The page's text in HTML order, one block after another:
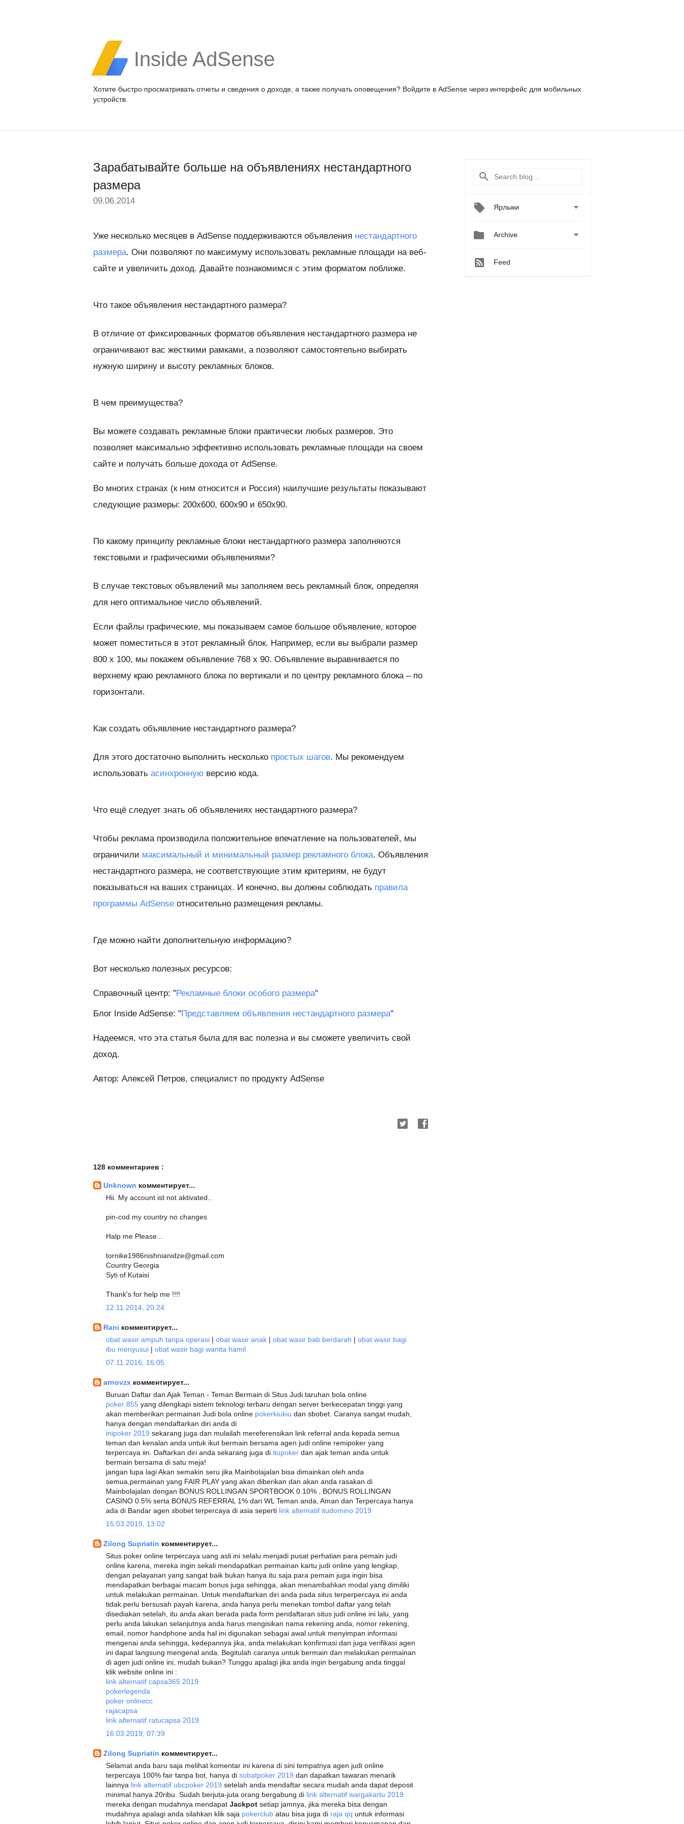
Inside AdSense
Хотите быстро просматривать отчеты и сведения о доходе, а также получать оповещения? Войдите в AdSense через интерфейс для мобильных
устройств.
Зарабатывайте больше на объявлениях нестандартного
размера
09.06.2014
Уже несколько месяцев в AdSense поддерживаются объявления нестандартного
размера. Они позволяют по максимуму использовать рекламные площади на веб-
сайте и увеличить доход. Давайте познакомимся с этим форматом поближе.
Что такое объявления нестандартного размера?
В отличие от фиксированных форматов объявления нестандартного размера не
ограничивают вас жесткими рамками, а позволяют самостоятельно выбирать
нужную ширину и высоту рекламных блоков.
В чем преимущества?
Вы можете создавать рекламные блоки практически любых размеров. Это
позволяет максимально эффективно использовать рекламные площади на своем
сайте и получать больше дохода от AdSense.
Во многих странах (к ним относится и Россия) наилучшие результаты показывают
следующие размеры: 200x600, 600x90 и 650x90.
По какому принципу рекламные блоки нестандартного размера заполняются
текстовыми и графическими объявлениями?
В случае текстовых объявлений мы заполняем весь рекламный блок, определяя
для него оптимальное число объявлений.
Если файлы графические, мы показываем самое большое объявление, которое
может поместиться в этот рекламный блок. Например, если вы выбрали размер
800 x 100, мы покажем объявление 768 x 90. Объявление выравнивается по
верхнему краю рекламного блока по вертикали и по центру рекламного блока – по
горизонтали.
Как создать объявление нестандартного размера?
Для этого достаточно выполнить несколько простых шагов. Мы рекомендуем
использовать асинхронную версию кода.
Что ещё следует знать об объявлениях нестандартного размера?
Чтобы реклама производила положительное впечатление на пользователей, мы
ограничили максимальный и минимальный размер рекламного блока. Объявления
нестандартного размера, не соответствующие этим критериям, не будут
показываться на ваших страницах. И конечно, вы должны соблюдать правила
программы AdSense относительно размещения рекламы.
Где можно найти дополнительную информацию?
Вот несколько полезных ресурсов:
Справочный центр: "Рекламные блоки особого размера"
Блог Inside AdSense: "Представляем объявления нестандартного размера"
Надеемся, что эта статья была для вас полезна и вы сможете увеличить свой
доход.
Автор: Алексей Петров, специалист по продукту AdSense
128 комментариев :
Unknown комментирует...
Hii. My account ist not aktivated..
pin-cod my country no changes
Halp me Please...
tornike1986nishnianidze@gmail.com
Country Georgia
Syti of Kutaisi
Thank's for help me !!!!
12.11.2014, 20:24
Rani комментирует...
obat wasir ampuh tanpa operasi | obat wasir anak | obat wasir bab berdarah | obat wasir bagi
ibu menyusui | obat wasir bagi wanita hamil
07.11.2016, 16:05
arnovzx комментирует...
Buruan Daftar dan Ajak Teman - Teman Bermain di Situs Judi taruhan bola online
poker 855 yang dilengkapi sistem teknologi terbaru dengan server berkecepatan tinggi yang
akan memberikan permainan Judi bola online pokerkiukiu dan sbobet. Caranya sangat mudah,
hanya dengan mendaftarkan diri anda di
inipoker 2019 sekarang juga dan mulailah mereferensikan link referral anda kepada semua
teman dan kenalan anda untuk ikut bermain bersama agen judi online remipoker yang
terpercaya iin. Daftarkan diri anda sekarang juga di itupoker dan ajak teman anda untuk
bermain bersama di satu meja!
jangan lupa lagi Akan semakin seru jika Mainbolajalan bisa dimainkan oleh anda
semua,permainan yang FAIR PLAY yang akan diberikan dan akan anda rasakan di
Mainbolajalan dengan BONUS ROLLINGAN SPORTBOOK 0.10% , BONUS ROLLINGAN
CASINO 0.5% serta BONUS REFERRAL 1% dari WL Teman anda, Aman dan Terpercaya hanya
ada di Bandar agen sbobet terpercaya di asia seperti link alternatif itudomino 2019
15.03.2019, 13:02
Zilong Supriatin комментирует...
Situs poker online terpercaya uang asli ini selalu menjadi pusat perhatian para pemain judi
online karena, mereka ingin sekali mendapatkan permainan kartu judi online yang lengkap,
dengan pelayanan yang sangat baik bukan hanya itu saja para pemain juga ingin bisa
mendapatkan berbagai macam bonus juga sehingga, akan menambahkan modal yang dimiliki
untuk melakukan permainan. Untuk mendaftarkan diri anda pada situs terperpercaya ini anda
tidak perlu bersusah payah karena, anda hanya perlu menekan tombol daftar yang telah
disediakan setelah, itu anda akan berada pada form pendaftaran situs judi online ini lalu, yang
perlu anda lakukan selanjutnya anda harus mengisikan nama rekening anda, nomor rekening,
email, nomor handphone anda hal ini digunakan sebagai awal untuk menyimpan informasi
mengenai anda sehingga, kedepannya jika, anda melakukan konfirmasi dan juga verifikasi agen
ini dapat langsung mengenal anda. Begitulah caranya untuk bermain dan melakukan permainan
di agen judi online ini, mudah bukan? Tunggu apalagi jika anda ingin bergabung anda tinggal
klik website online ini :
link alternatif capsa365 2019
pokerlegenda
poker onlinecc
rajacapsa
link alternatif ratucapsa 2019
16.03.2019, 07:39
Zilong Supriatin комментирует...
Selamat anda baru saja melihat komentar ini karena di sini tempatnya agen judi online
terpercaya 100% fair tanpa bot, hanya di sobatpoker 2019 dan dapatkan tawaran menarik
lainnya link alternatif ubcpoker 2019 setelah anda mendaftar secara mudah anda dapat deposit
minimal hanya 20ribu. Sudah berjuta-juta orang bergabung di link alternatif wargakartu 2019
mereka dengan mudahnya mendapat Jackpot setiap jamnya, jika mereka bisa dengan
mudahnya apalagi anda silahkan klik saja pokerclub atau bisa juga di raja qq untuk informasi
Ярлыки 
 Archive 
Feed